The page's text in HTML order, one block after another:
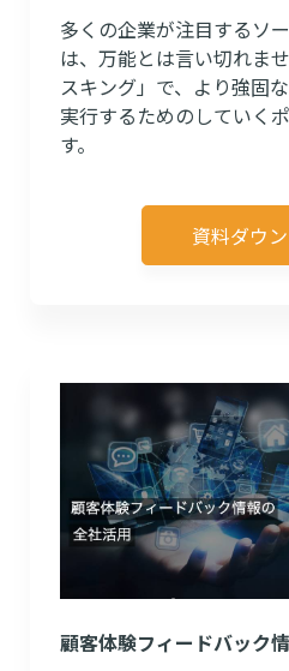
多くの企業が注目するソ
は、万能とは言い切れま
スキング」で、より強固
実行するためのしていく
す。
資料ダウ
顧客体験フィードバック